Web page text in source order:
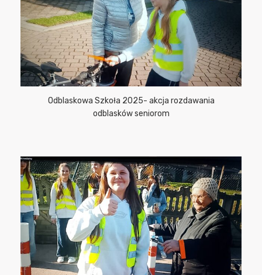
Odblaskowa Szkoła 2025- akcja rozdawania
odblasków seniorom